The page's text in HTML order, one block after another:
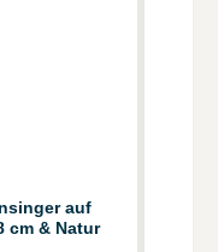
auf
- 4 Teile - 8 cm & Natur